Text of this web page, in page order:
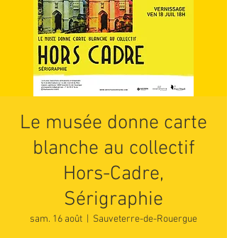
Le musée donne carte
blanche au collectif
Hors-Cadre,
Sérigraphie
sam. 16 août Sauveterre-de-Rouergue